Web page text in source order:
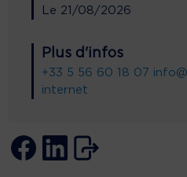
Le 21/08/2026
Plus d'infos
+33 5 56 60 18 07
internet